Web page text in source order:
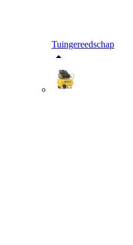
Tuingereedschap